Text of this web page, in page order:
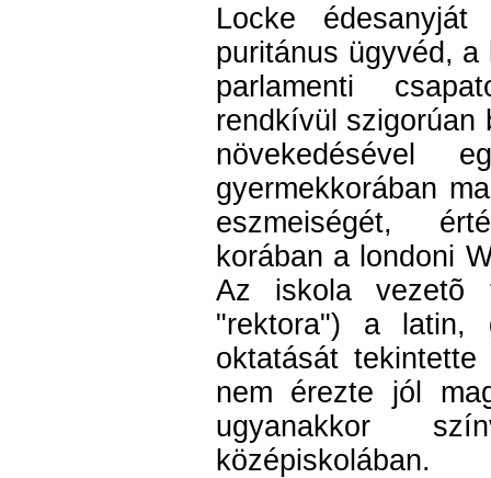
Locke
puritánus ügyvéd,
parlamenti
rendkívül szigorúan
növekedésével
gyermekkorában
eszmeiségét,
korában a londoni
Az iskola vezetõ
"rektora") a latin,
oktatását
nem érezte jól
ugyanakkor
középiskolában.